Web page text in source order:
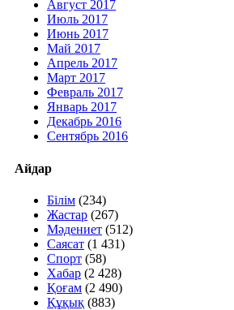
Август 2017
Июль 2017
Июнь 2017
Май 2017
Апрель 2017
Март 2017
Февраль 2017
Январь 2017
Декабрь 2016
Сентябрь 2016
Айдар
Білім (234)
Жастар (267)
Мәдениет (512)
Саясат (1 431)
Спорт (58)
Хабар (2 428)
Қоғам (2 490)
Құқық (883)